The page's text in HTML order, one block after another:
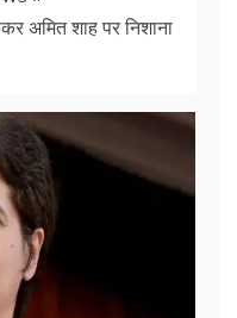
अमित शाह पर निशाना